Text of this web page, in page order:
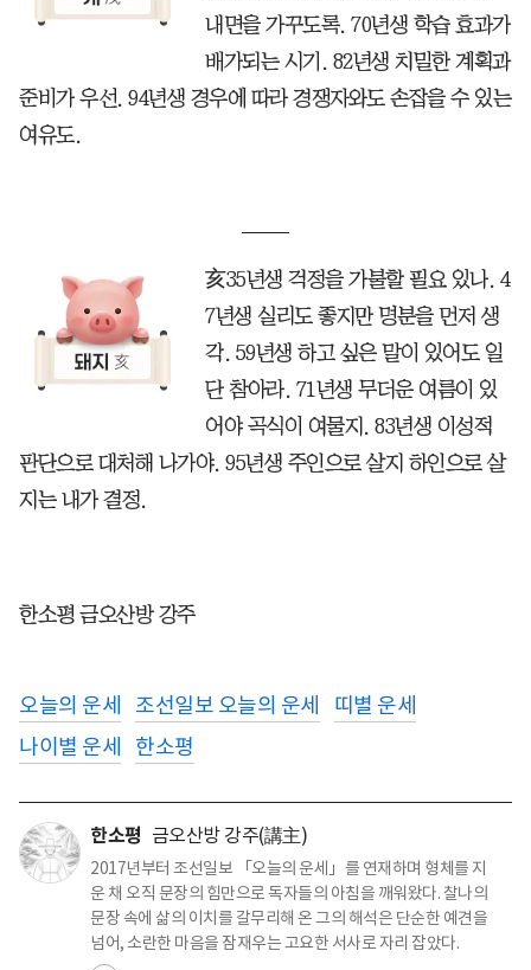
내면을 가꾸도록. 70년생 학습 효과가
배가되는 시기. 82년생 치밀한 계획과
준비가 우선. 94년생 경우에 따라 경쟁자와도 손잡을 수 있는
여유도.
亥35년생 걱정을 가불할 필요 있나. 4
7년생 실리도 좋지만 명분을 먼저 생
각. 59년생 하고 싶은 말이 있어도 일
단 참아라. 71년생 무더운 여름이 있
어야 곡식이 여물지. 83년생 이성적
판단으로 대처해 나가야. 95년생 주인으로 살지 하인으로 살
지는 내가 결정.
한소평 금오산방 강주
오늘의 운세 조선일보 오늘의 운세
띠별 운세
나이별 운세
한소평
한소평 금오산방 강주(講主)
2017년부터 조선일보 「오늘의 운세」를 연재하며 형체를 지
운 채 오직 문장의 힘만으로 독자들의 아침을 깨워왔다. 찰나의
문장 속에 삶의 이치를 갈무리해 온 그의 해석은 단순한 예견을
넘어, 소란한 마음을 잠재우는 고요한 서사로 자리 잡았다.